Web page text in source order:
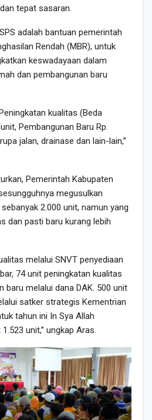
tepat sasaran.
adalah bantuan pemerintah
Rendah (MBR), untuk
keswadayaan dalam
dan pembangunan baru
kualitas (Beda
Pembangunan Baru Rp.
jalan, drainase dan lain-lain,”
Pemerintah Kabupaten
megusulkan
2.000 unit, namun yang
dan pasti baru kurang lebih
melalui SNVT penyediaan
74 unit peningkatan kualitas
baru melalui dana DAK. 500 unit
satker strategis Kementrian
tahun ini In Sya Allah
unit,” ungkap Aras.